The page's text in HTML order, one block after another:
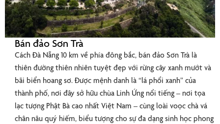
Bán đảo Sơn Trà
Cách Đà Nẵng 10 km về phía đông bắc, bán đảo Sơn Trà là
thiên đường thiên nhiên tuyệt đẹp với rừng cây xanh mướt và
bãi biển hoang sơ. Được mệnh danh là “lá phổi xanh” của
thành phố, nơi đây sở hữu chùa Linh Ứng nổi tiếng – nơi tọa
lạc tượng Phật Bà cao nhất Việt Nam – cùng loài voọc chà vá
chân nâu quý hiếm, biểu tượng cho sự đa dạng sinh học phong